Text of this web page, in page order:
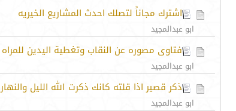
اشترك مجاناً لتصلك احدث المشاريع الخيريه
ابو عبدالمجيد
فتاوى مصوره عن النقاب وتغطية اليدين للمراه
ابو عبدالمجيد
ذكر قصير اذا قلته كانك ذكرت الله الليل والنهار
ابو عبدالمجيد